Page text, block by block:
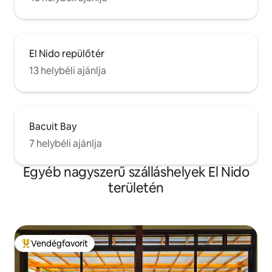
El Nido repülőtér
13 helybéli ajánlja
Bacuit Bay
7 helybéli ajánlja
Egyéb nagyszerű szálláshelyek El Nido
területén
Kiemelt vendégfavorit
Vendégfavorit